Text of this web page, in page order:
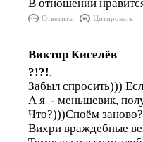
В отношении
Ответить Цитировать
Виктор Киселёв
?!?!,
Забыл спросить)))
А я - меньшевик,
Что?)))Споём
Вихри враждебные